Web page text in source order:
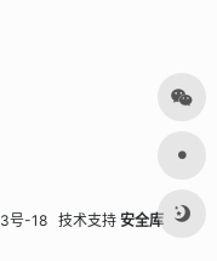
号-18 技术支持 安全库